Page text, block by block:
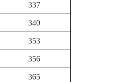
337
340
353
356
365